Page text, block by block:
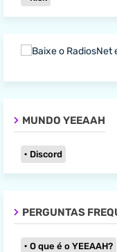
MUNDO YEEAAH
Discord
PERGUNTAS
O que é o YEEAAH?